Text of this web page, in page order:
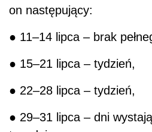
on następujący:
● 11–14 lipca – brak
● 15–21 lipca – tydzień,
● 22–28 lipca – tydzień,
● 29–31 lipca – dni